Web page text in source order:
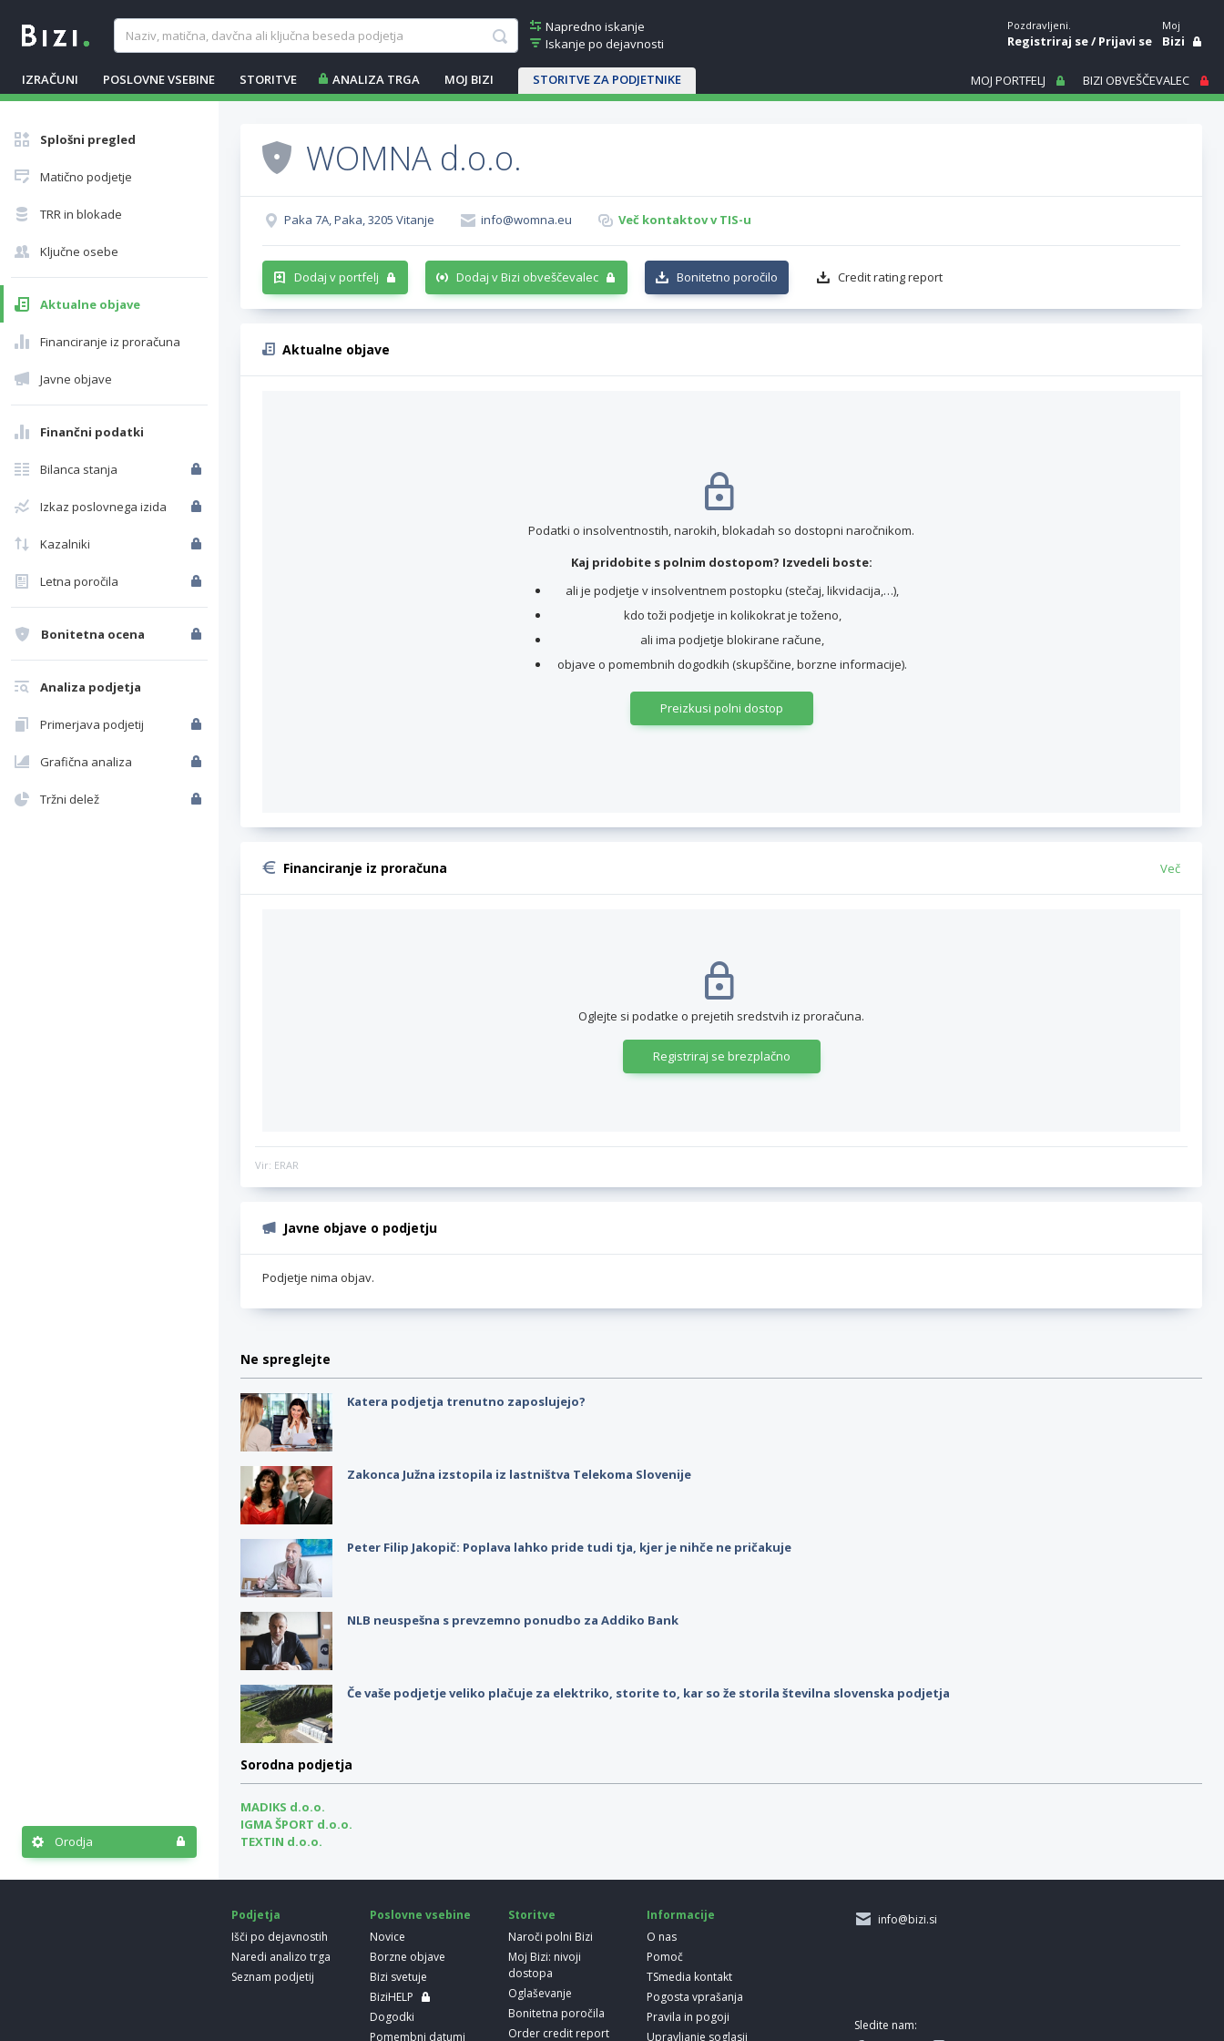
Napredno iskanje
Iskanje po dejavnosti
IZRAČUNI POSLOVNE VSEBINE STORITVE ANALIZA TRGA MOJ BIZI STORITVE ZA PODJETNIKE
Pozdravljeni.
Registriraj se/Prijavi se
Moj
Bizi
MOJ PORTFELJ BIZI OBVEŠČEVALEC
Splošni pregled
Matično podjetje
TRR in blokade
Ključne osebe
Aktualne objave
Financiranje iz proračuna
Javne objave
Finančni podatki
Bilanca stanja
Izkaz poslovnega izida
Kazalniki
Letna poročila
Bonitetna ocena
Analiza podjetja
Primerjava podjetij
Grafična analiza
Tržni delež
Orodja
WOMNA d.o.o.
Paka 7A, Paka, 3205 Vitanje info@womna.eu Več kontaktov v TIS-u
Dodaj v portfelj Dodaj v Bizi obveščevalec Bonitetno poročilo Credit rating report
Aktualne objave
Podatki o insolventnostih, narokih, blokadah so dostopni naročnikom.
Kaj pridobite s polnim dostopom? Izvedeli boste:
ali je podjetje v insolventnem postopku (stečaj, likvidacija,…),
kdo toži podjetje in kolikokrat je toženo,
ali ima podjetje blokirane račune,
objave o pomembnih dogodkih (skupščine, borzne informacije).
Preizkusi polni dostop
Financiranje iz proračuna Več
Oglejte si podatke o prejetih sredstvih iz proračuna.
Registriraj se brezplačno
Vir: ERAR
Javne objave o podjetju
Podjetje nima objav.
Ne spreglejte
Katera podjetja trenutno zaposlujejo?
Zakonca Južna izstopila iz lastništva Telekoma Slovenije
Peter Filip Jakopič: Poplava lahko pride tudi tja, kjer je nihče ne pričakuje
NLB neuspešna s prevzemno ponudbo za Addiko Bank
Če vaše podjetje veliko plačuje za elektriko, storite to, kar so že storila številna slovenska podjetja
Sorodna podjetja
MADIKS d.o.o.
IGMA ŠPORT d.o.o.
TEXTIN d.o.o.
Podjetja
Išči po dejavnostih
Naredi analizo trga
Seznam podjetij
Poslovne vsebine
Novice
Borzne objave
Bizi svetuje
BiziHELP
Dogodki
Pomembni datumi
Storitve
Naroči polni Bizi
Moj Bizi: nivoji
dostopa
Oglaševanje
Bonitetna poročila
Order credit report
Informacije
O nas
Pomoč
TSmedia kontakt
Pogosta vprašanja
Pravila in pogoji
Upravljanje soglasij
info@bizi.si
Sledite nam: